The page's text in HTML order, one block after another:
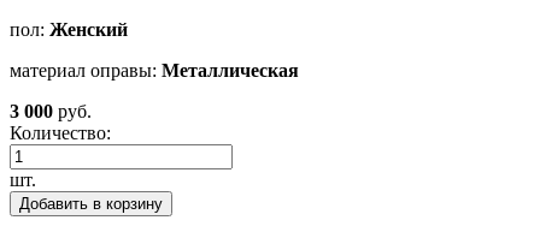
пол: Женский
материал оправы: Металлическая
3 000 руб.
Количество:
шт.
Добавить в корзину